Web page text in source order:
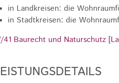
in Landkreisen: die
in Stadtkreisen: die
41 Baurecht und Naturschutz